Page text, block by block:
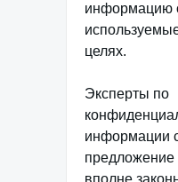
информацию
целях.
Эксперты по
информации
предложение
вполне